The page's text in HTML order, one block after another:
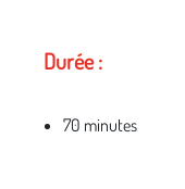
Durée :
70 minutes